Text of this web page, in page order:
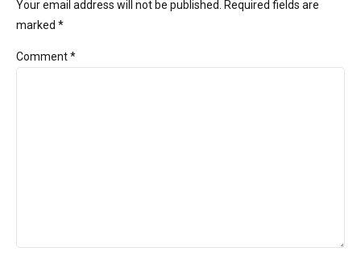
Your email address will not be published. Required fields are
marked *
Comment*